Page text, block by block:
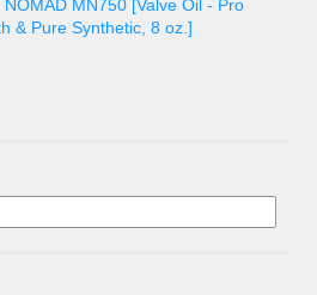
NOMAD MN750 [Valve Oil - Pro
& Pure Synthetic, 8 oz.]